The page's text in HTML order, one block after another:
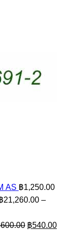
AS ฿1,250.00
21,260.00 –
600.00 Original
฿540.00